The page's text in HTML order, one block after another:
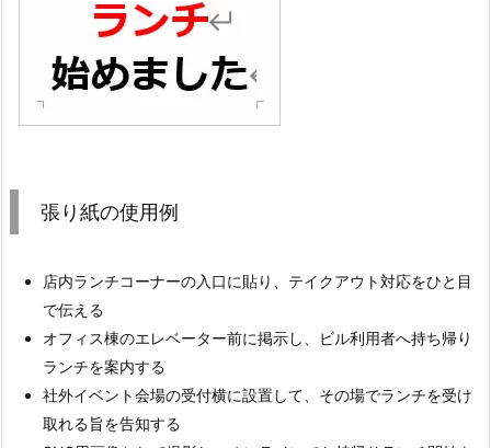
張り紙の使用例
店内ランチコーナーの入口に貼り、テイクアウト対応をひと目
で伝える
オフィス棟のエレベーター前に掲示し、ビル利用者へ持ち帰り
ランチを案内する
社外イベント会場の受付横に設置して、その場でランチを受け
取れる旨を告知する